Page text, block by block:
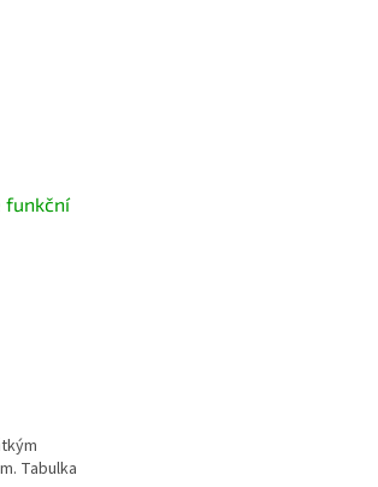
funkční
Tabulka